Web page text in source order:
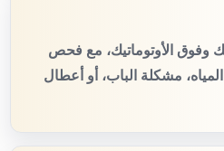
وفوق الأوتوماتيك، مع فحص
مشكلة الباب، أو أعطال